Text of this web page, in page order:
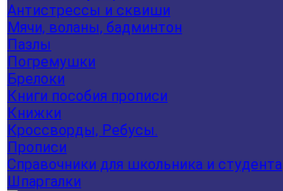
Антистрессы и сквиши
Мячи, воланы, бадминтон
Пазлы
Погремушки
Брелоки
Книги пособия прописи
Книжки
Кроссворды, Ребусы.
Прописи
Справочники для школьника и студента
Шпаргалки